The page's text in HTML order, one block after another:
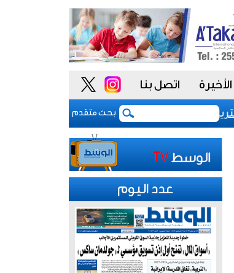
الأخيرة اتصل بنا
بحث متقدم
يمنح الحكومة السعودية أدوات أكثر مرونة
عدد اليوم